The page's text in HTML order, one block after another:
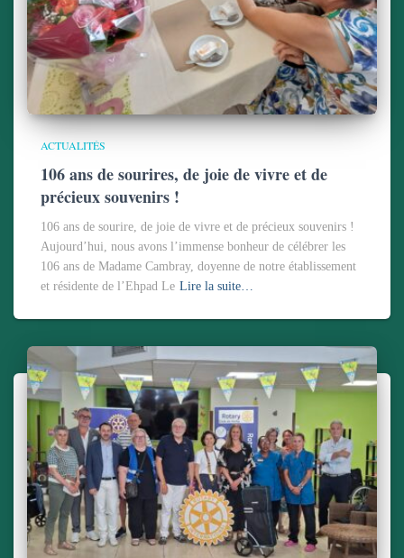
ACTUALITÉS
106 ans de sourires, de joie de vivre et de
précieux souvenirs !
106 ans de sourire, de joie de vivre et de précieux souvenirs !
Aujourd’hui, nous avons l’immense bonheur de célébrer les
106 ans de Madame Cambray, doyenne de notre établissement
et résidente de l’Ehpad Le Lire la suite…